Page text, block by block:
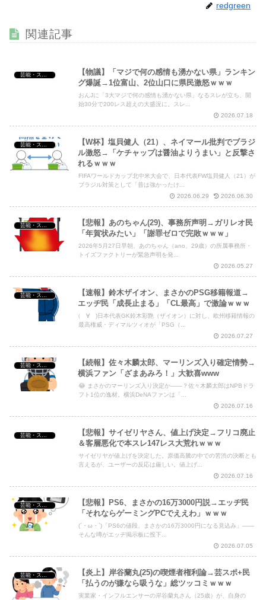
【画像】 大久保佳代子さん、やっぱりドスケベだったｗｗ
ジャッキー・チェン「濃いメンツでお酒飲んだw(パシャ」
NEW!
Powered by livedoor 相互RSS
redgreen
関連記事
芸能・スポーツ・Youtuber
【物議】「マジで何の感情も湧かない県」ランキン
グ爆誕→1位富山、2位山口に県民激怒ｗｗｗ
おんJに「3大マジで何の感情も湧かない県」なるスレが立ち、開
始30分で200レス超えの大盛況に。スレ...
2026.07.18
芸能・スポーツ・Youtuber
【W杯】塩貝健人（21）、ネイマール批判でブラジ
ル激怒→「ケチャップは醤油よりうまい」と反撃さ
れるｗｗｗ
FIFAワールドカップ北中米大会で、日本代表FW塩貝健人（21）が
ブラジル対策として「昔は強かったけ...
2026.06.29
2026.06.30
芸能・スポーツ・Youtuber
【悲報】あのちゃん(29)、事務所声明→ガリレオ民
「年賀状みたい」「謝罪ゼロで完敗ｗｗｗ」
2026年5月27日早朝、あのちゃん（ano、29歳）の所属事務所・
トイズファクトリーが緊急声明を発...
2026.05.27
芸能・スポーツ・Youtuber
【速報】鈴木ザイオン、まさかのPSG移籍報道→
エッヂ民「成長止まる」「CL最高」で激論ｗｗｗ
(゚∀゚)日本代表GK鈴木彩艶（ザイオン）に対し、欧州移籍情報の
最高権威・ディマルツィオが「PSG（...
2026.07.27
【続報】佐々木麟太郎、マーリンズ入り確定情勢→
横浜ファン「ざまあみろ！」大歓喜www
😂 まさかのマーリンズ入り決定か——？佐々木麟太郎はNPBドラ
フト1位の逸材。横浜DeNAファンは「...
2026.07.16
【悲報】サイゼリヤさん、値上げ決定→フリコ廃止
＆客層悪化で本スレ147レス大荒れｗｗｗ
サイゼリヤが値上げを決定した。原価高騰の中での苦渋の決断とも
言えるが、ユーザーの反応は厳しい。値上げ...
2026.07.16
【悲報】PS6、まさかの16万3000円説→エッヂ民
「それならゲーミングPCでええわ」ｗｗｗ
(´・ω・`)「PS6の値段、まさかの16万3000円になる見込み」――
そんな噂がエッヂ掲示板に投下...
2026.07.05
【炎上】岸谷蘭丸(25)の喫煙者権利論→芸スポ+民
「払うのが嫌なら吸うな」総ツッコミｗｗｗ
実業家・インフルエンサーの岸谷蘭丸さん（25歳）が、自身の